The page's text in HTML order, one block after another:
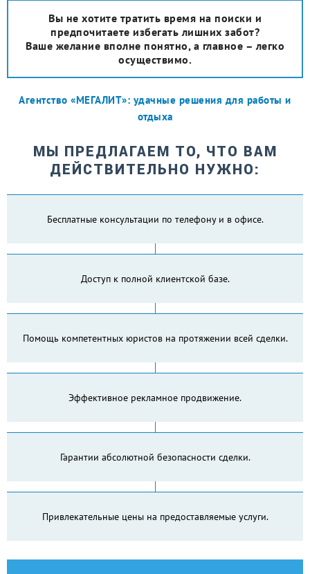
Вы не хотите тратить время на поиски и
предпочитаете избегать лишних забот?
Ваше желание вполне понятно, а главное – легко
осуществимо.
Агентство «МЕГАЛИТ»: удачные решения для работы и
отдыха
МЫ ПРЕДЛАГАЕМ ТО, ЧТО ВАМ
ДЕЙСТВИТЕЛЬНО НУЖНО:
Бесплатные консультации по телефону и в офисе.
Доступ к полной клиентской базе.
Помощь компетентных юристов на протяжении всей сделки.
Эффективное рекламное продвижение.
Гарантии абсолютной безопасности сделки.
Привлекательные цены на предоставляемые услуги.